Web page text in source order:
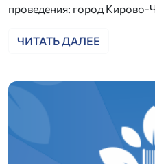
проведения: город Кирово-
ЧИТАТЬ ДАЛЕЕ